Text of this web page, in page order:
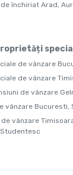
închiriat Arad,
de vânzare
de vânzare
de vânzare
vânzare Bucuresti,
vânzare
Studentesc